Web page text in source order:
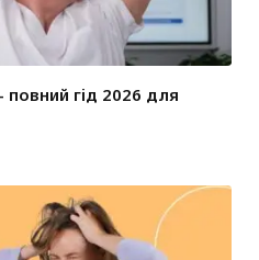
гід 2026 для